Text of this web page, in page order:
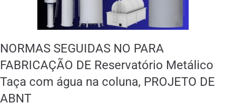
NORMAS SEGUIDAS NO PARA
FABRICAÇÃO DE Reservatório Metálico
Taça com água na coluna, PROJETO DE
ABNT